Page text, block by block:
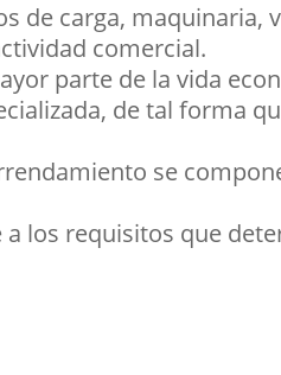
de carga,
comercial.
parte de la vida
de tal forma
se
los requisitos que